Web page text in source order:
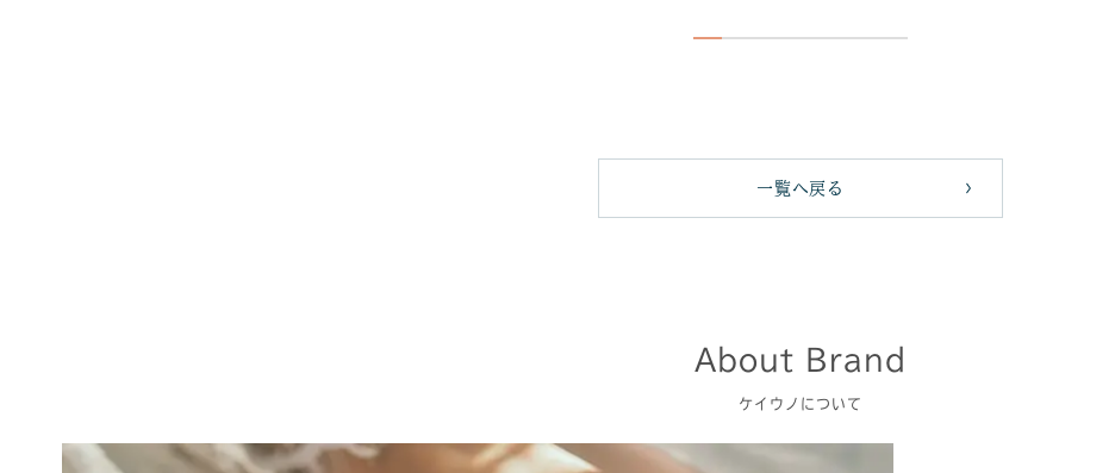
一覧へ戻る
About Brand
ケイウノについて